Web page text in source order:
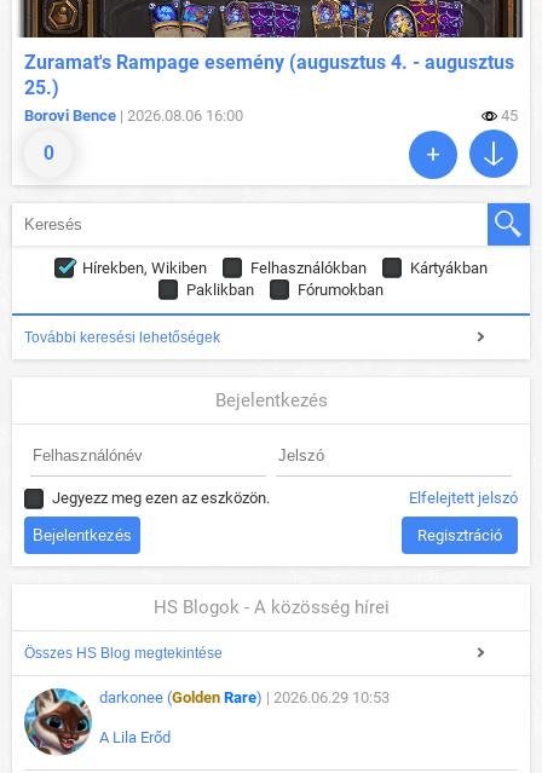
0
Zuramat's Rampage esemény (augusztus 4. - augusztus
25.)
Borovi Bence | 2026.08.06 16:00 45
Hírekben, Wikiben Felhasználókban
Kártyákban
Paklikban
Fórumokban
További keresési lehetőségek
Bejelentkezés
Jegyezz meg ezen az eszközön. Elfelejtett jelszó
Regisztráció
HS Blogok - A közösség hírei
Összes HS Blog megtekintése
darkonee (Golden Rare) | 2026.06.29 10:53
A Lila Erőd